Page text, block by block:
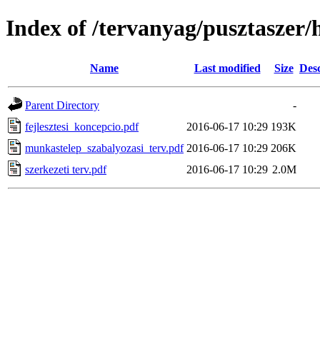
Index of /tervanyag/pusztaszer/
Name Last modified Size
Parent Directory
-
fejlesztesi_koncepcio.pdf
2016-06-17 10:29 193K
munkastelep_szabalyozasi_terv.pdf 2016-06-17 10:29 206K
szerkezeti terv.pdf
2016-06-17 10:29 2.0M